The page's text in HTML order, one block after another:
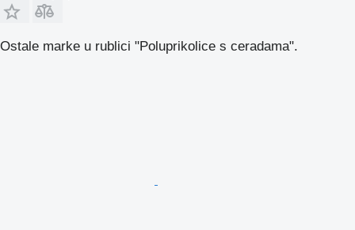
Ostale marke u rublici "Poluprikolice s ceradama".